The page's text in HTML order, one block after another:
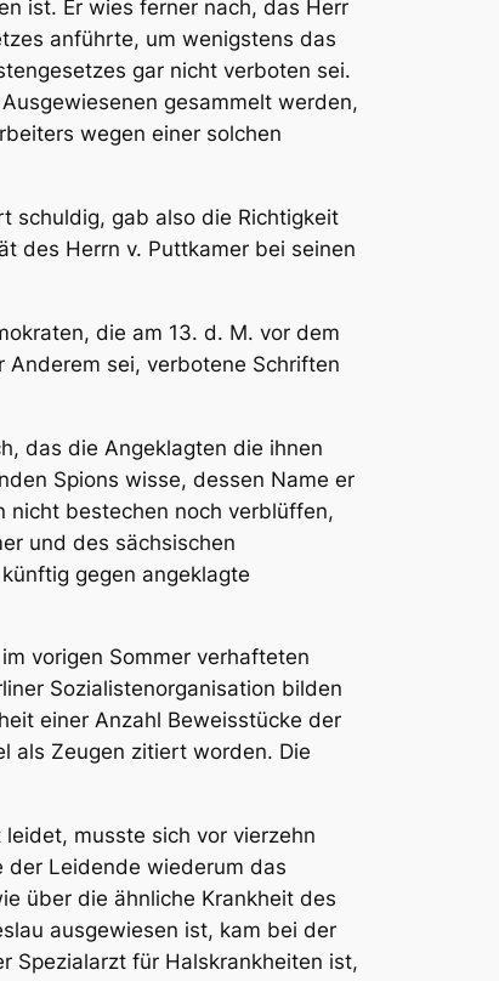
ist. Er wies ferner nach, das Herr
anführte, um wenigstens das
gar nicht verboten sei.
gesammelt werden,
wegen einer solchen
schuldig, gab also die Richtigkeit
des Herrn v. Puttkamer bei seinen
die am 13. d. M. vor dem
sei, verbotene Schriften
das die Angeklagten die ihnen
Spions wisse, dessen Name er
nicht bestechen noch verblüffen,
und des sächsischen
gegen angeklagte
vorigen Sommer verhafteten
Sozialistenorganisation bilden
einer Anzahl Beweisstücke der
als Zeugen zitiert worden. Die
musste sich vor vierzehn
der Leidende wiederum das
über die ähnliche Krankheit des
ausgewiesen ist, kam bei der
Spezialarzt für Halskrankheiten ist,